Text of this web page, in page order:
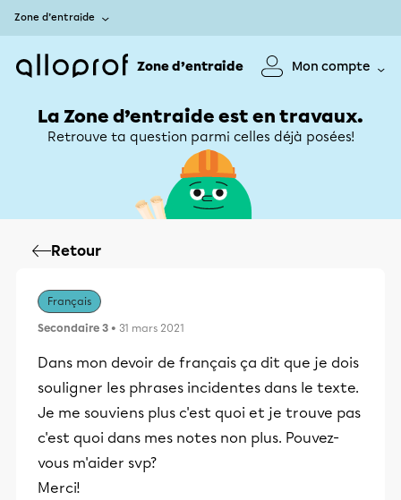
Zone d’entraide
Zone d’entraide Mon compte
La Zone d’entraide est en travaux.
Retrouve ta question parmi celles déjà posées!
Retour
Français
Secondaire 3 • 31 mars 2021
Dans mon devoir de français ça dit que je dois
souligner les phrases incidentes dans le texte.
Je me souviens plus c'est quoi et je trouve pas
c'est quoi dans mes notes non plus. Pouvez-
vous m'aider svp?
Merci!